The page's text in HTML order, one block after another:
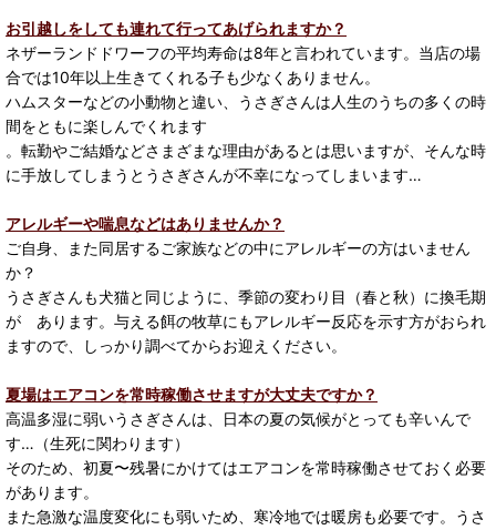
お引越しをしても連れて行ってあげられますか？
ネザーランドドワーフの平均寿命は8年と言われています。当店の場
合では10年以上生きてくれる子も少なくありません。
ハムスターなどの小動物と違い、うさぎさんは人生のうちの多くの時
間をともに楽しんでくれます
。転勤やご結婚などさまざまな理由があるとは思いますが、そんな時
に手放してしまうとうさぎさんが不幸になってしまいます…
アレルギーや喘息などはありませんか？
ご自身、また同居するご家族などの中にアレルギーの方はいません
か？
うさぎさんも犬猫と同じように、季節の変わり目（春と秋）に換毛期
が あります。与える餌の牧草にもアレルギー反応を示す方がおられ
ますので、しっかり調べてからお迎えください。
夏場はエアコンを常時稼働させますが大丈夫ですか？
高温多湿に弱いうさぎさんは、日本の夏の気候がとっても辛いんで
す…（生死に関わります）
そのため、初夏〜残暑にかけてはエアコンを常時稼働させておく必要
があります。
また急激な温度変化にも弱いため、寒冷地では暖房も必要です。うさ